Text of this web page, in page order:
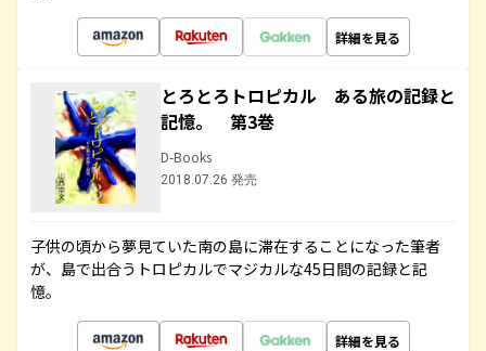
詳細を見る
とろとろトロピカル ある旅の記録と
記憶。 第3巻
D-Books
2018.07.26 発売
子供の頃から夢見ていた南の島に滞在することになった筆者
が、島で出合うトロピカルでマジカルな45日間の記録と記
憶。
詳細を見る